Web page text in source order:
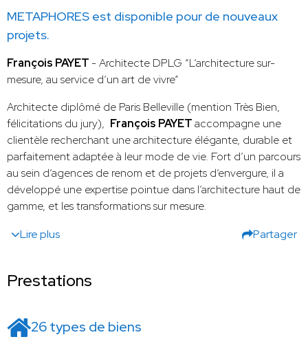
METAPHORES est disponible pour de nouveaux
projets.
François PAYET- Architecte DPLG “L’architecture sur-
mesure, au service d’un art de vivre”
Architecte diplômé de Paris Belleville (mention Très Bien,
félicitations du jury), François PAYETaccompagne une
clientèle recherchant une architecture élégante, durable et
parfaitement adaptée à leur mode de vie. Fort d’un parcours
au sein d’agences de renom et de projets d’envergure, il a
développé une expertise pointue dans l’architecture haut de
gamme, et les transformations sur mesure.
Lire plus
Partager
Prestations
26 types de biens